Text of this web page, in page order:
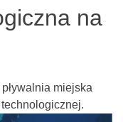
na
miejska